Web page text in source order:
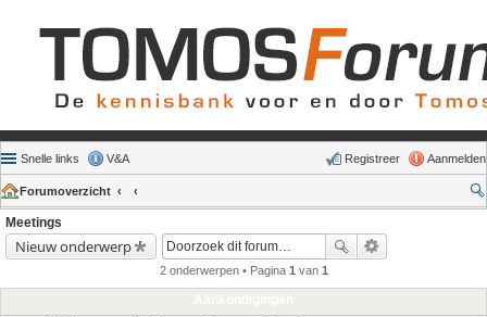
Snelle links V&A Aanmelden
Registreer
Forumoverzicht
Meetings
Nieuw onderwerp
2 onderwerpen • Pagina 1 van 1